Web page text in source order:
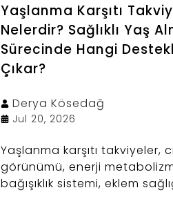
Yaşlanma Karşıtı
Nelerdir? Sağlıklı Yaş
Sürecinde Hangi
Çıkar?
Derya Kösedağ
Jul 20, 2026
Yaşlanma karşıtı takviyeler,
görünümü, enerji
bağışıklık sistemi, eklem